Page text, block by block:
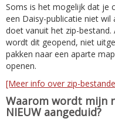
Soms is het mogelijk dat je
een Daisy-publicatie niet
doet vanuit het zip-bestand.
wordt dit geopend, niet
pakken naar een aparte
openen.
[Meer info over zip-
Waarom wordt mijn
NIEUW aangeduid?